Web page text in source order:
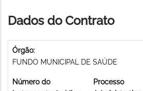
Dados do Contrato
Órgão:
FUNDO MUNICIPAL DE SAÚDE
Número do
Processo